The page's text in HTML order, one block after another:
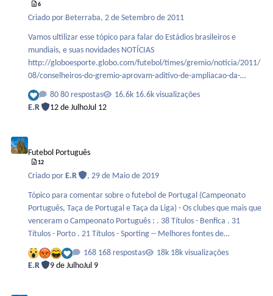
Roland Garros e no Aberto do…
6
Criado por Beterraba,2 de Setembro de 2011
Vamos ultilizar esse tópico para falar do Estádios brasileiros e
mundiais, e suas novidades NOTÍCIAS
http://globoesporte.globo.com/futebol/times/gremio/noticia/2011/
08/conselheiros-do-gremio-aprovam-aditivo-de-ampliacao-da-
arena.html . Em reunião na noite de segunda-feira, o Conselho
Deliberativo do Grêmio aprovou um aditivo ao contrato de
mil para 60,7 mil lugares de capacidade. Os custos também
aumentam : serão necessários mais R$ 65 milhões, provenientes da
receita na com…
80 respostas
16.6k visualizações
E.R
12 de JulhoJul 12
Futebol Português
12
Criado por E.R ,29 de Maio de 2019
Tópico para comentar sobre o futebol de Portugal (Campeonato
Português, Taça de Portugal e Taça da Liga) - Os clubes que mais que
venceram o Campeonato Português : . 38 Títulos - Benfica . 31
Títulos - Porto . 21 Títulos - Sporting -- Melhores fontes de
informações sobre o futebol português : . Record -
https://www.record.pt/ . A Bola - http://www.abola.pt/ . O Jogo -
168 respostas
18k visualizações
E.R
9 de JulhoJul 9